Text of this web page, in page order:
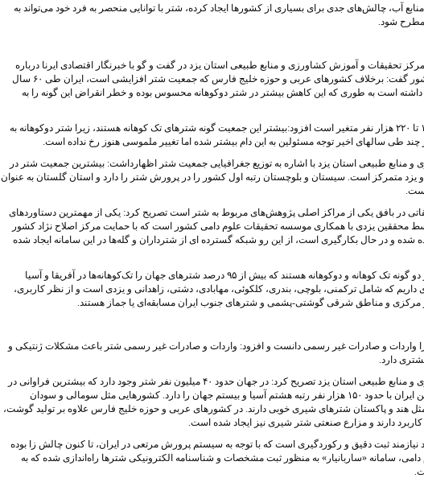
آب، چالش‌های جدی برای بسیاری از کشورها ایجاد کرده، شتر با توانایی منحصر به فرد خود می‌تواند به
مطرح شود.
تحقیقات و آموزش کشاورزی و منابع طبیعی استان یزد در گفت و گو با خبرنگار اقتصادی ایرنا درباره
اقدامات اصلاح نژادی و چالش‌های شترداری در کشور گفت: برخلاف کشورهای عربی و حوزه خلیج فارس که جمعیت شتر افزایشی است، ایران طی ۶۰ سال
است به طوری که این کاهش بیشتر در شتر دوکوهانه محسوس بوده و خطر انقراض این گونه را به
وی با بیان اینکه آمار جمعیت شتر در ایران بین ۱۵۰ تا ۲۲۰ هزار نفر متغیر است افزود:بیشتر این جمعیت گونه شترهای تک کوهانه هستند، زیرا شتر دوکوهانه به
سالهای اخیر توجه مسئولین به این دام بیشتر شده اما تغییر ملموسی هنوز رخ نداده است.
طبیعی استان یزد با اشاره به توزیع جغرافیایی جمعیت شتر اظهارداشت: بیشترین جمعیت شتر در
متمرکز است. سیستان و بلوچستان رتبه اول کشور را در پرورش شتر را دارد و استان گلستان به عنوان
در بافق یکی از مراکز اصلی پژوهش‌‌های مربوط به شتر است تصریح کرد: یکی از مهمترین دستاوردهای
محققین یزدی با همکاری موسسه تحقیقات علوم دامی کشور است که با حمایت مرکز اصلاح نژاد کشور
شده و در حال بکارگیری است، از این رو شبکه گسترده ای از شترداران و گله‌ها در این سامانه ایجاد شده
بیطرف ثانی گفت: شترهای ایران به طور عمده از دو گونه تک‌ کوهانه و دوکوهانه هستند که بیش از ۹۵ درصد شترهای جهان را تک‌کوهانه‌‌ها در آفریقا و آسیا
داریم که شامل ترکمنی، بلوچی، بندری، کلکوئی، مهابادی، دشتی، زاهدانی و یزدی است و از نظر کاربری،
و مناطق شرقی گوشتی-پشمی و شترهای جنوب ایران مسابقه‌ای یا جماز هستند.
واردات و صادرات غیر رسمی دانست و افزود: واردات و صادرات غیر رسمی شتر باعث مشکلات ژنتیکی و
دارد.
عضو هیات علمی مرکز تحقیقات آموزش کشاورزی و منابع طبیعی استان یزد تصریح کرد: در جهان حدود ۴۰ میلیون نفر شتر وجود دارد که بیشترین فراوانی در
کشورهای آفریقایی و آسیایی متمرکز است بنابراین ایران با حدود ۱۵۰ هزار نفر رتبه هشتم آسیا و بیستم جهان را دارد. کشورهایی مثل سومالی و سودان
مثل هند و پاکستان شترهای شیری خوبی دارند. در کشورهای عربی و حوزه خلیج فارس علاوه بر تولید گوشت،
دارند و مزارع صنعتی شتر شیری نیز ایجاد شده‌ است.
نیازمند ثبت دقیق و رکوردگیری است که با توجه به سیستم پرورش مرتعی در ایران، تا کنون چالش‌ زا بوده
سامانه «ساربانیار» به منظور ثبت مشخصات و شناسنامه الکترونیکی شترها راه‌اندازی شده که به